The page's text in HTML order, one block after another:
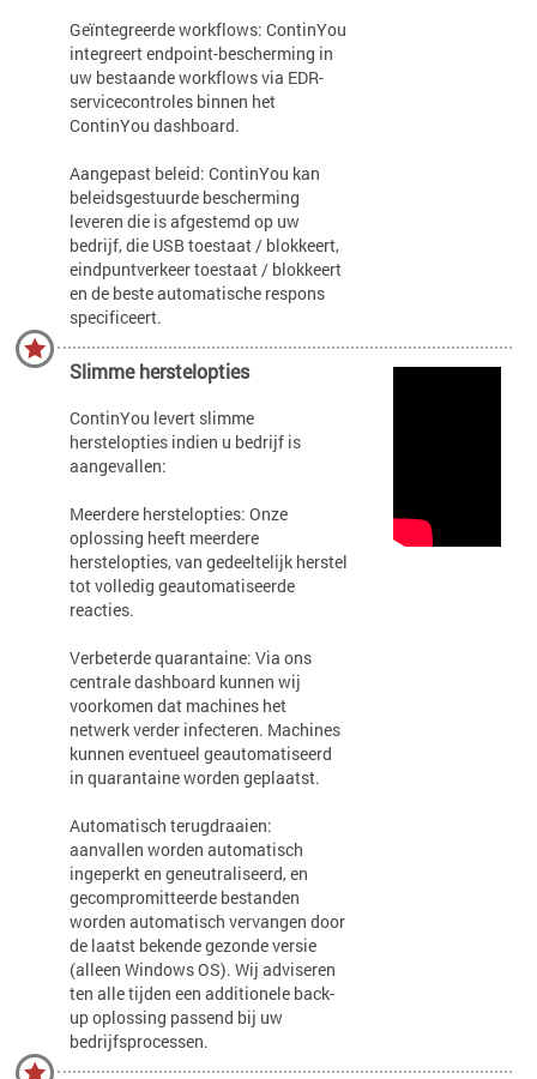
Geïntegreerde workflows: ContinYou
integreert endpoint-bescherming in
uw bestaande workflows via EDR-
servicecontroles binnen het
ContinYou dashboard.
Aangepast beleid: ContinYou kan
beleidsgestuurde bescherming
leveren die is afgestemd op uw
bedrijf, die USB toestaat / blokkeert,
eindpuntverkeer toestaat / blokkeert
en de beste automatische respons
specificeert.
Slimme herstelopties
ContinYou levert slimme
herstelopties indien u bedrijf is
aangevallen:
Meerdere herstelopties: Onze
oplossing heeft meerdere
herstelopties, van gedeeltelijk herstel
tot volledig geautomatiseerde
reacties.
Verbeterde quarantaine: Via ons
centrale dashboard kunnen wij
voorkomen dat machines het
netwerk verder infecteren. Machines
kunnen eventueel geautomatiseerd
in quarantaine worden geplaatst.
Automatisch terugdraaien:
aanvallen worden automatisch
ingeperkt en geneutraliseerd, en
gecompromitteerde bestanden
worden automatisch vervangen door
de laatst bekende gezonde versie
(alleen Windows OS). Wij adviseren
ten alle tijden een additionele back-
up oplossing passend bij uw
bedrijfsprocessen.